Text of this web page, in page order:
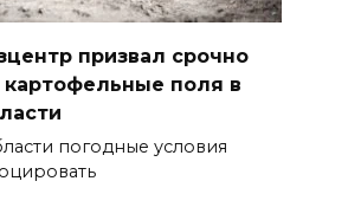
призвал срочно
картофельные поля в
погодные условия